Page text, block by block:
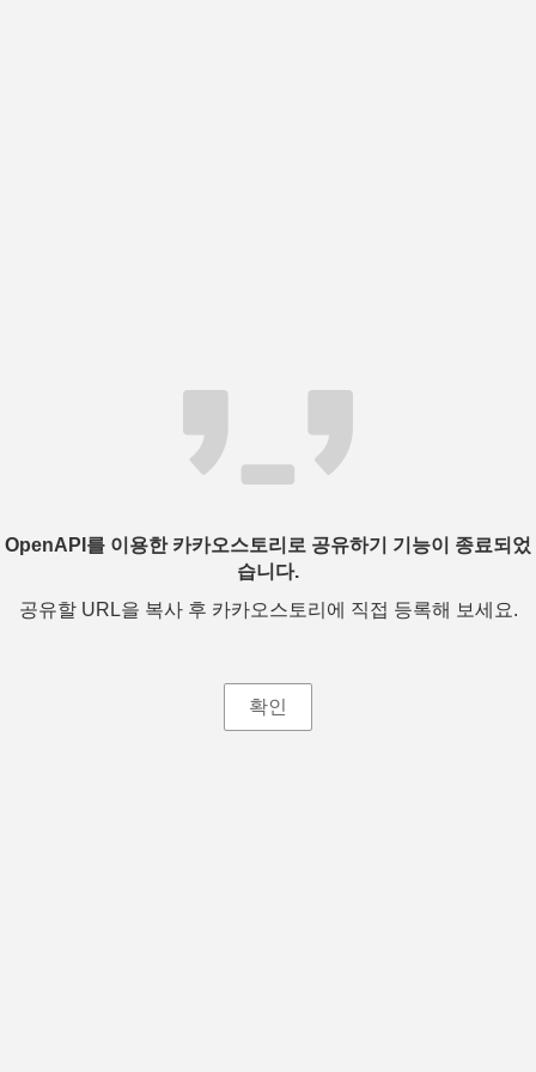
OpenAPI를 이용한 카카오스토리로 공유하기 기능이 종료되었
습니다.
공유할 URL을 복사 후 카카오스토리에 직접 등록해 보세요.
확인